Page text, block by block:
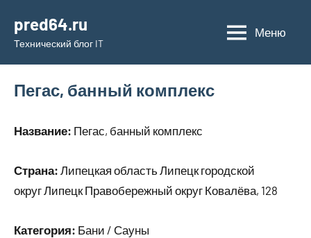
содержимому
pred64.ru
Технический блог IT
Меню
Пегас, банный комплекс
Название: Пегас, банный комплекс
Страна: Липецкая область Липецк городской
округ Липецк Правобережный округ Ковалёва, 128
Категория: Бани / Сауны